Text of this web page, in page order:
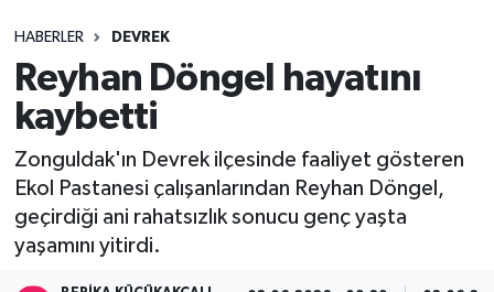
HABERLER DEVREK
Reyhan Döngel hayatını
kaybetti
Zonguldak'ın Devrek ilçesinde faaliyet gösteren
Ekol Pastanesi çalışanlarından Reyhan Döngel,
geçirdiği ani rahatsızlık sonucu genç yaşta
yaşamını yitirdi.
Alaplı
Asayiş
Bartın
Tüm Manşetler
Son Dakika Haberleri
Haber Arşivi